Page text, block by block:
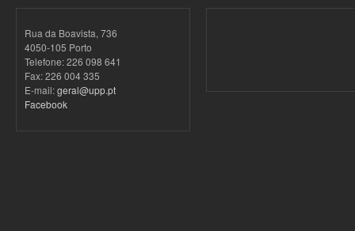
Rua da Boavista, 736
4050-105 Porto
Telefone: 226 098 641
Fax: 226 004 335
E-mail:geral@upp.pt
Facebook